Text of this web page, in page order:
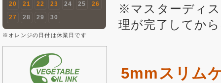
20
21 22 23 24 25
26
27
28 29 30
※オレンジの日付は休業日です
※マスターディ
理が完了してか
5mmスリム